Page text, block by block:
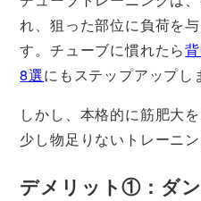
れ、狙った部位に負荷を
す。チューブに慣れたら
8選にもステップアップし
しかし、本格的に筋肥大
少し物足りないトレーニン
デメリット①：ダ